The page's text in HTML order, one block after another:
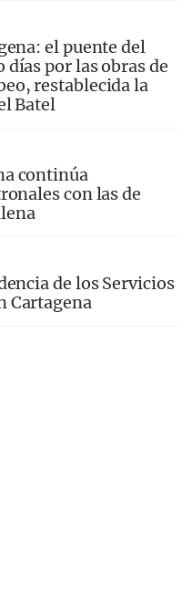
el puente del
por las obras de
restablecida la
Batel
continúa
con las de
de los Servicios
Cartagena